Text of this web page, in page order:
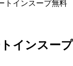
トインスープ無料
インスー